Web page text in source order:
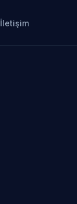
İletişim